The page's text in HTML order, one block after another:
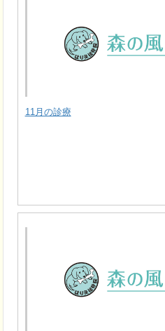
11月の診療